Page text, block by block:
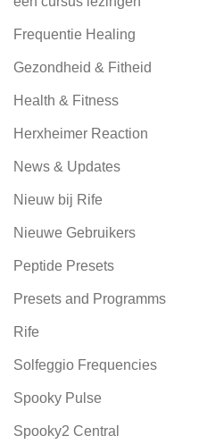
Frequentie Healing
Gezondheid & Fitheid
Health & Fitness
Herxheimer Reaction
News & Updates
Nieuw bij Rife
Nieuwe Gebruikers
Peptide Presets
Presets and Programms
Rife
Solfeggio Frequencies
Spooky Pulse
Spooky2 Central